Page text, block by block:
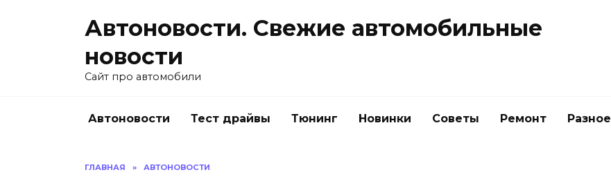
Автоновости. Свежие автомобильные
новости
Сайт про автомобили
Автоновости Тест драйвы Тюнинг Новинки Советы Ремонт Разное
ГЛАВНАЯ » АВТОНОВОСТИ